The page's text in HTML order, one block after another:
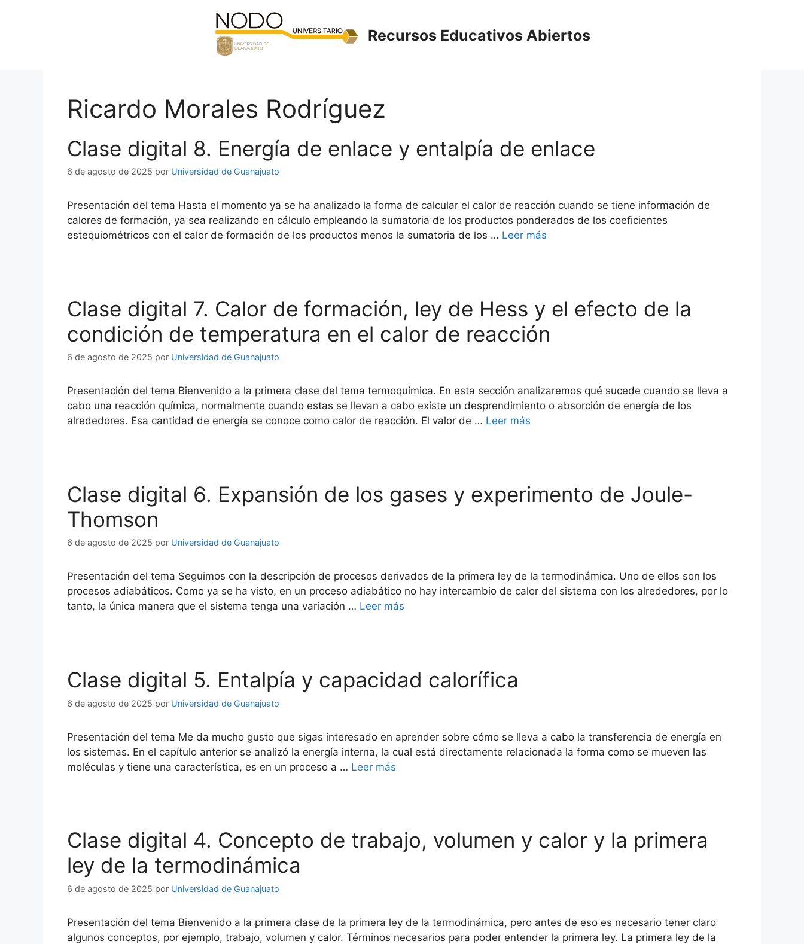
Recursos Educativos Abiertos
Ricardo Morales Rodríguez
Clase digital 8. Energía de enlace y entalpía de enlace
6 de agosto de 2025 por Universidad de Guanajuato
Presentación del tema Hasta el momento ya se ha analizado la forma de calcular el calor de reacción cuando se tiene información de
calores de formación, ya sea realizando en cálculo empleando la sumatoria de los productos ponderados de los coeficientes
estequiométricos con el calor de formación de los productos menos la sumatoria de los … Leer más
Clase digital 7. Calor de formación, ley de Hess y el efecto de la
condición de temperatura en el calor de reacción
6 de agosto de 2025 por Universidad de Guanajuato
Presentación del tema Bienvenido a la primera clase del tema termoquímica. En esta sección analizaremos qué sucede cuando se lleva a
cabo una reacción química, normalmente cuando estas se llevan a cabo existe un desprendimiento o absorción de energía de los
alrededores. Esa cantidad de energía se conoce como calor de reacción. El valor de … Leer más
Clase digital 6. Expansión de los gases y experimento de Joule-
Thomson
6 de agosto de 2025 por Universidad de Guanajuato
Presentación del tema Seguimos con la descripción de procesos derivados de la primera ley de la termodinámica. Uno de ellos son los
procesos adiabáticos. Como ya se ha visto, en un proceso adiabático no hay intercambio de calor del sistema con los alrededores, por lo
tanto, la única manera que el sistema tenga una variación … Leer más
Clase digital 5. Entalpía y capacidad calorífica
6 de agosto de 2025 por Universidad de Guanajuato
Presentación del tema Me da mucho gusto que sigas interesado en aprender sobre cómo se lleva a cabo la transferencia de energía en
los sistemas. En el capítulo anterior se analizó la energía interna, la cual está directamente relacionada la forma como se mueven las
moléculas y tiene una característica, es en un proceso a … Leer más
Clase digital 4. Concepto de trabajo, volumen y calor y la primera
ley de la termodinámica
6 de agosto de 2025 por Universidad de Guanajuato
Presentación del tema Bienvenido a la primera clase de la primera ley de la termodinámica, pero antes de eso es necesario tener claro
algunos conceptos, por ejemplo, trabajo, volumen y calor. Términos necesarios para poder entender la primera ley. La primera ley de la